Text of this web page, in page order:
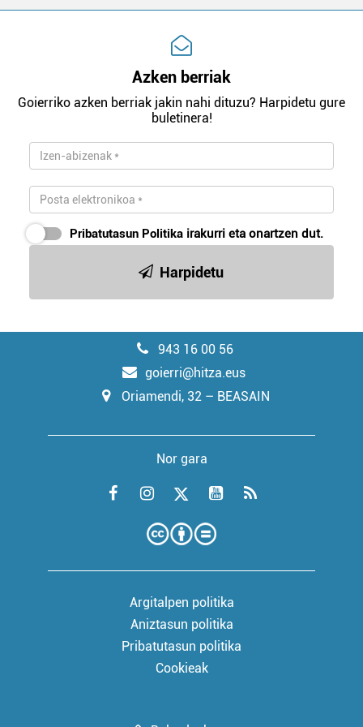
Azken berriak
Goierriko azken berriak jakin nahi dituzu? Harpidetu gure
buletinera!
Pribatutasun Politika irakurri eta onartzen dut.
Harpidetu
943 16 00 56
goierri@hitza.eus
Oriamendi, 32 – BEASAIN
Nor gara
Argitalpen politika
Aniztasun politika
Pribatutasun politika
Cookieak